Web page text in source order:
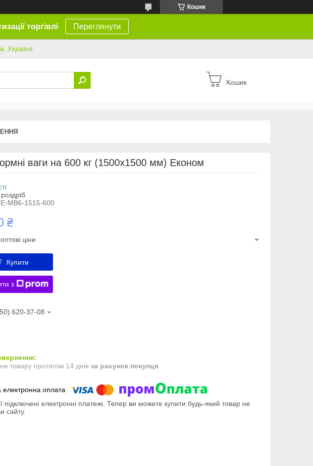
Кошик
торгівлі Переглянути
Україна
Кошик
ваги на 600 кг (1500х1500 мм) Економ
MB6-1515-600
₴
ціни
Купити
з
620-37-08
товару протягом 14 днів за рахунок покупця
підключені електронні платежі. Тепер ви можете купити будь-який товар не
сайту.